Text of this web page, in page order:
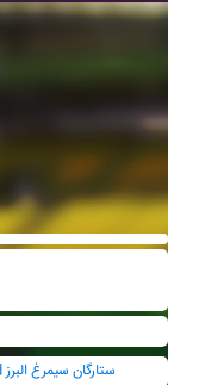
بازی های گذشته آلومينيوم پارس ساوه And ستارگان سيمرغ البرز